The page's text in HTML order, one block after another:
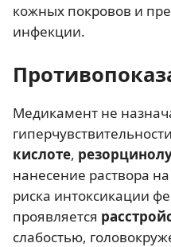
кожных покровов и
инфекции.
Медикамент не
кислоте,
нанесение раствора
риска интоксикации
проявляется
слабостью,